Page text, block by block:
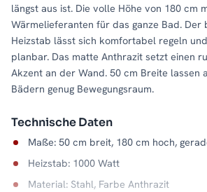
längst aus ist. Die volle Höhe von 180 cm
Wärmelieferanten für das ganze Bad. Der
Heizstab lässt sich komfortabel regeln
planbar. Das matte Anthrazit setzt einen
Akzent an der Wand. 50 cm Breite lassen
Bädern genug Bewegungsraum.
Technische Daten
Maße: 50 cm breit, 180 cm hoch,
Heizstab: 1000 Watt
Material: Stahl, Farbe Anthrazit